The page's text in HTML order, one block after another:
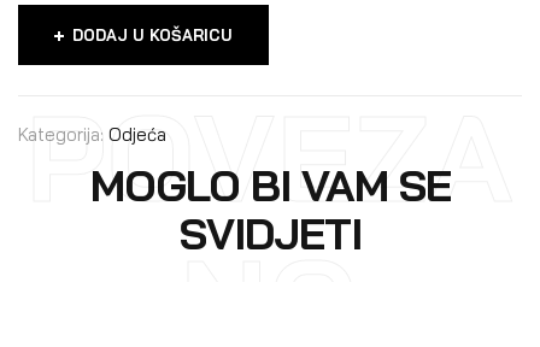
DODAJ U KOŠARICU
Kategorija: Odjeća
MOGLO BI VAM SE
SVIDJETI
POVEZA
NO